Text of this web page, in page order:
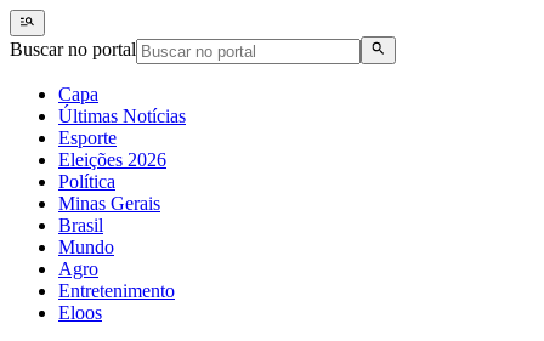
Buscar no portal
Capa
Últimas Notícias
Esporte
Eleições 2026
Política
Minas Gerais
Brasil
Mundo
Agro
Entretenimento
Eloos